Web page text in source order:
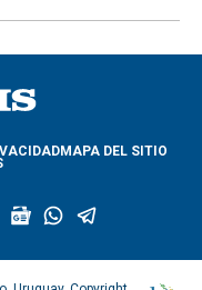
MAPA DEL SITIO
g
o
w
a
l
e